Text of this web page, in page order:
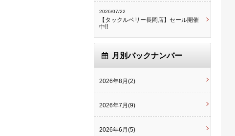
2026/07/22
【タックルベリー長岡店】セール開催
中!!
月別バックナンバー
2026年8月(2)
2026年7月(9)
2026年6月(5)